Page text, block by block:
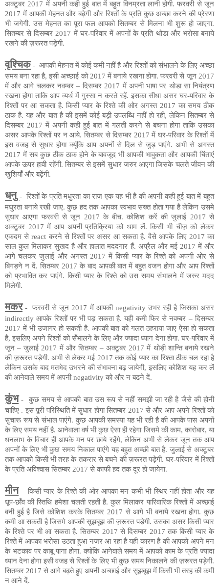
अक्टूबर 2017 मेंअपनी कही हुई बात में बहुत विनम्रता लानी होगी. फरवरी से जून
2017 मेंआपकी मेहनत और बढ़ेगी और रिश्तों के प्रति कुछ अच्छा करने की प्रेरणा
भी जगेगी. उस मेहनत का पूरा फल आपको सितम्बर से मिलना भी शुरू हो जाएगा.
सितम्बर से दिसम्बर 2017 मेंघर-परिवार में अपनों के प्रति थोडा और भरोसा बनाये
रखने की ज़रूरत पड़ेगी.
वृश्चिक - आपकी मेहनत में कोई कमी नहीं है और रिश्तों को संभालने के लिए अच्छा
समय बना रहा है, इसी अच्छाई को 2017 में बनाये रखना होगा. फरवरी से जून 2017
में और आगे चलकर नवम्बर – दिसम्बर 2017 में अपनी भाषा पर थोडा सा नियंत्रण
रखना होगा ताकि आप व्यर्थ में गुस्सा न करते रहें. इसका सीधा असर घर-परिवार के
रिश्तों पर आ सकता है. किसी प्यार के रिश्ते की ओर अगस्त 2017 का समय ठीक
ठाक है. यह और बात है की इसमें कोई बड़ी उपलब्धि नहीं हो रही, लेकिन सितम्बर से
दिसम्बर 2017में अपनी कही हुई बात में गलती करने से बचना होगा ताकि उसका
असर आपके रिश्तों पर न आये. सितम्बर से दिसम्बर 2017में घर-परिवार के रिश्तों में
इस वजह से सुधार होगा क्यूंकि आप अपनों से दिल से जुड़ पाएंगे. अभी से अगस्त
2017 मेंसब कुछ ठीक ठाक होने के बावजूद भी आपकी भावुकता और आपकी चिंताएं
आपके ऊपर हावी रहेंगी. सितम्बर से इसमें सुधार जरुर आएगा जिसके चलते जीवन की
खुशियाँ और बढ़ेंगी.
धनु- रिश्तों के प्रति मधुरता का राज़ एक यह भी है की अपनी कही हुई बात में बहुत
मधुरता बनाये रखी जाए. कुछ हद तक आपका स्वभाव सख्त होता गया है लेकिन उसमे
सुधार आएगा फरवरी से जून 2017 के बीच. कोशिश करें की जुलाई 2017 से
अक्टूबर 2017में आप अपनी प्रतिक्रिया को थाम लें. किसी भी चीज़ को लेकर
एकदम से react करने से रिश्तों पर असर आ सकता है. वैसे आपके लिए 2017 का
साल कुल मिलाकर सुखद है और हालात मददगार हैं. अप्रैल और मई 2017 में और
आगे चलकर जुलाई और अगस्त 2017 में किसी प्यार के रिश्ते को अपनी ओर से
बिगड़ने न दें. सितम्बर 2017 के बाद आपकी बात में बहुत वजन होगा और आप रिश्तों
को प्रभावित कर पाएंगे. किसी प्यार के रिश्ते को उस समय संभालने में जरुर मदद
मिलेगी.
मकर - फरवरी से जून 2017 मेंआपकी negativity उभर रही है जिसका असर
indirectly आपके रिश्तों पर भी पड़ सकता है. यही कमी फिर से नवम्बर – दिसम्बर
2017 में भी उजागर हो सकती है. आपकी बात को गलत ठहराया जाए ऐसा हो सकता
है, इसलिए अपने रिश्तों को सँभालने के लिए और ज्यादा ध्यान देना होगा. घर-परिवार में
जून – जुलाई 2017 में और सितम्बर – अक्टूबर 2017 में थोड़ी शान्ति बनाये रखने
की ज़रूरत पड़ेगी. अभी से लेकर मई 2017 तक कोई प्यार का रिश्ता ठीक चल रहा है
लेकिन उसके बाद मतभेद उभरने की संभावना बढ़ जायेगी, इसलिए कोशिश यह कर लें
की आनेवाले समय में अपनी negativity को और न बढने दें.
कुंभ -
कुछ समय से आपकी बात उस रूप से नहीं समझी जा रही है जैसे की होनी
चाहिए . इस पूरी परिस्थिति में सुधार होगा सितम्बर 2017 से और आप अपने रिश्तों को
सुचारू रूप से संभाल पाएंगे. कुछ आपकी समस्या यह भी रही है की आपके पास अपनों
के लिए समय नहीं है. आनेवाला वर्ष भी कुछ ऐसा ही रहेगा जिसमे की काम, कारोबार, या
धनलाभ के विचार ही आपके मन पर छाये रहेंगे, लेकिन अभी से लेकर जून तक आप
अपनों के लिए भी कुछ समय निकाल पाएंगे यह बहुत अच्छी बात है. जुलाई से अक्टूबर
तक आपको किसी भी तरह के तकरार से बचने की ज़रूरत पड़ेगी. घर-परिवार में रिश्तों
के प्रति अविश्वास सितम्बर 2017 से काफी हद तक दूर हो जायेगा.
मीन – किसी प्यार के रिश्ते की ओर आपका मन कभी भी स्थिर नहीं होता और यह
धूप-छाँव की स्तिथि हमेशा चलती रहती है. कुल मिलाकर पारिवारिक रिश्तों में अच्छाई
बनी हुई है जिसे कोशिश करके सितम्बर 2017 से आगे भी बनाये रखना होगा. कुछ
कमी आ सकती है जिसमे आपकी सूझबूझ की ज़रूरत पड़ेगी. उसका असर किसी प्यार
के रिश्ते पर भी आ सकता है. सितम्बर 2017 से दिसम्बर 2017 तक किसी प्यार के
रिश्ते में आपका भरोसा उठता हुआ नजर आ रहा है यही कारण है की आपको अपने मन
के भटकाव पर काबू पाना होगा. क्योंकि आनेवाले समय में आपको काम के प्रति ज्यादा
ध्यान देना होगा इसी वजह से रिश्तों के लिए भी कुछ समय निकालने की ज़रूरत पड़ेगी.
सितम्बर 2017 से आगे बढ़ते हुए अपनी अच्छाई और सूझबूझ में किसी भी तरह की कमी
न आने दें.